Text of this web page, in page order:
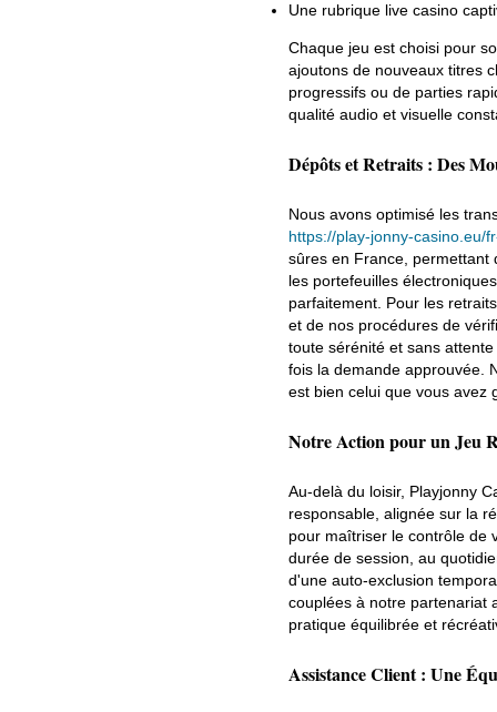
Une rubrique live casino
Chaque jeu est choisi pour
ajoutons de nouveaux titres
progressifs ou de parties
qualité audio et visuelle
Dépôts et Retraits : Des
Nous avons optimisé les
https://play-jonny-casino.eu/
sûres en France, permettant
les portefeuilles
parfaitement. Pour les
et de nos procédures de
toute sérénité et sans
fois la demande approuvée.
est bien celui que vous avez
Notre Action pour un Jeu
Au-delà du loisir, Playjonny
responsable, alignée sur la
pour maîtriser le contrôle de
durée de session, au
d'une auto-exclusion
couplées à notre partenariat
pratique équilibrée et
Assistance Client : Une